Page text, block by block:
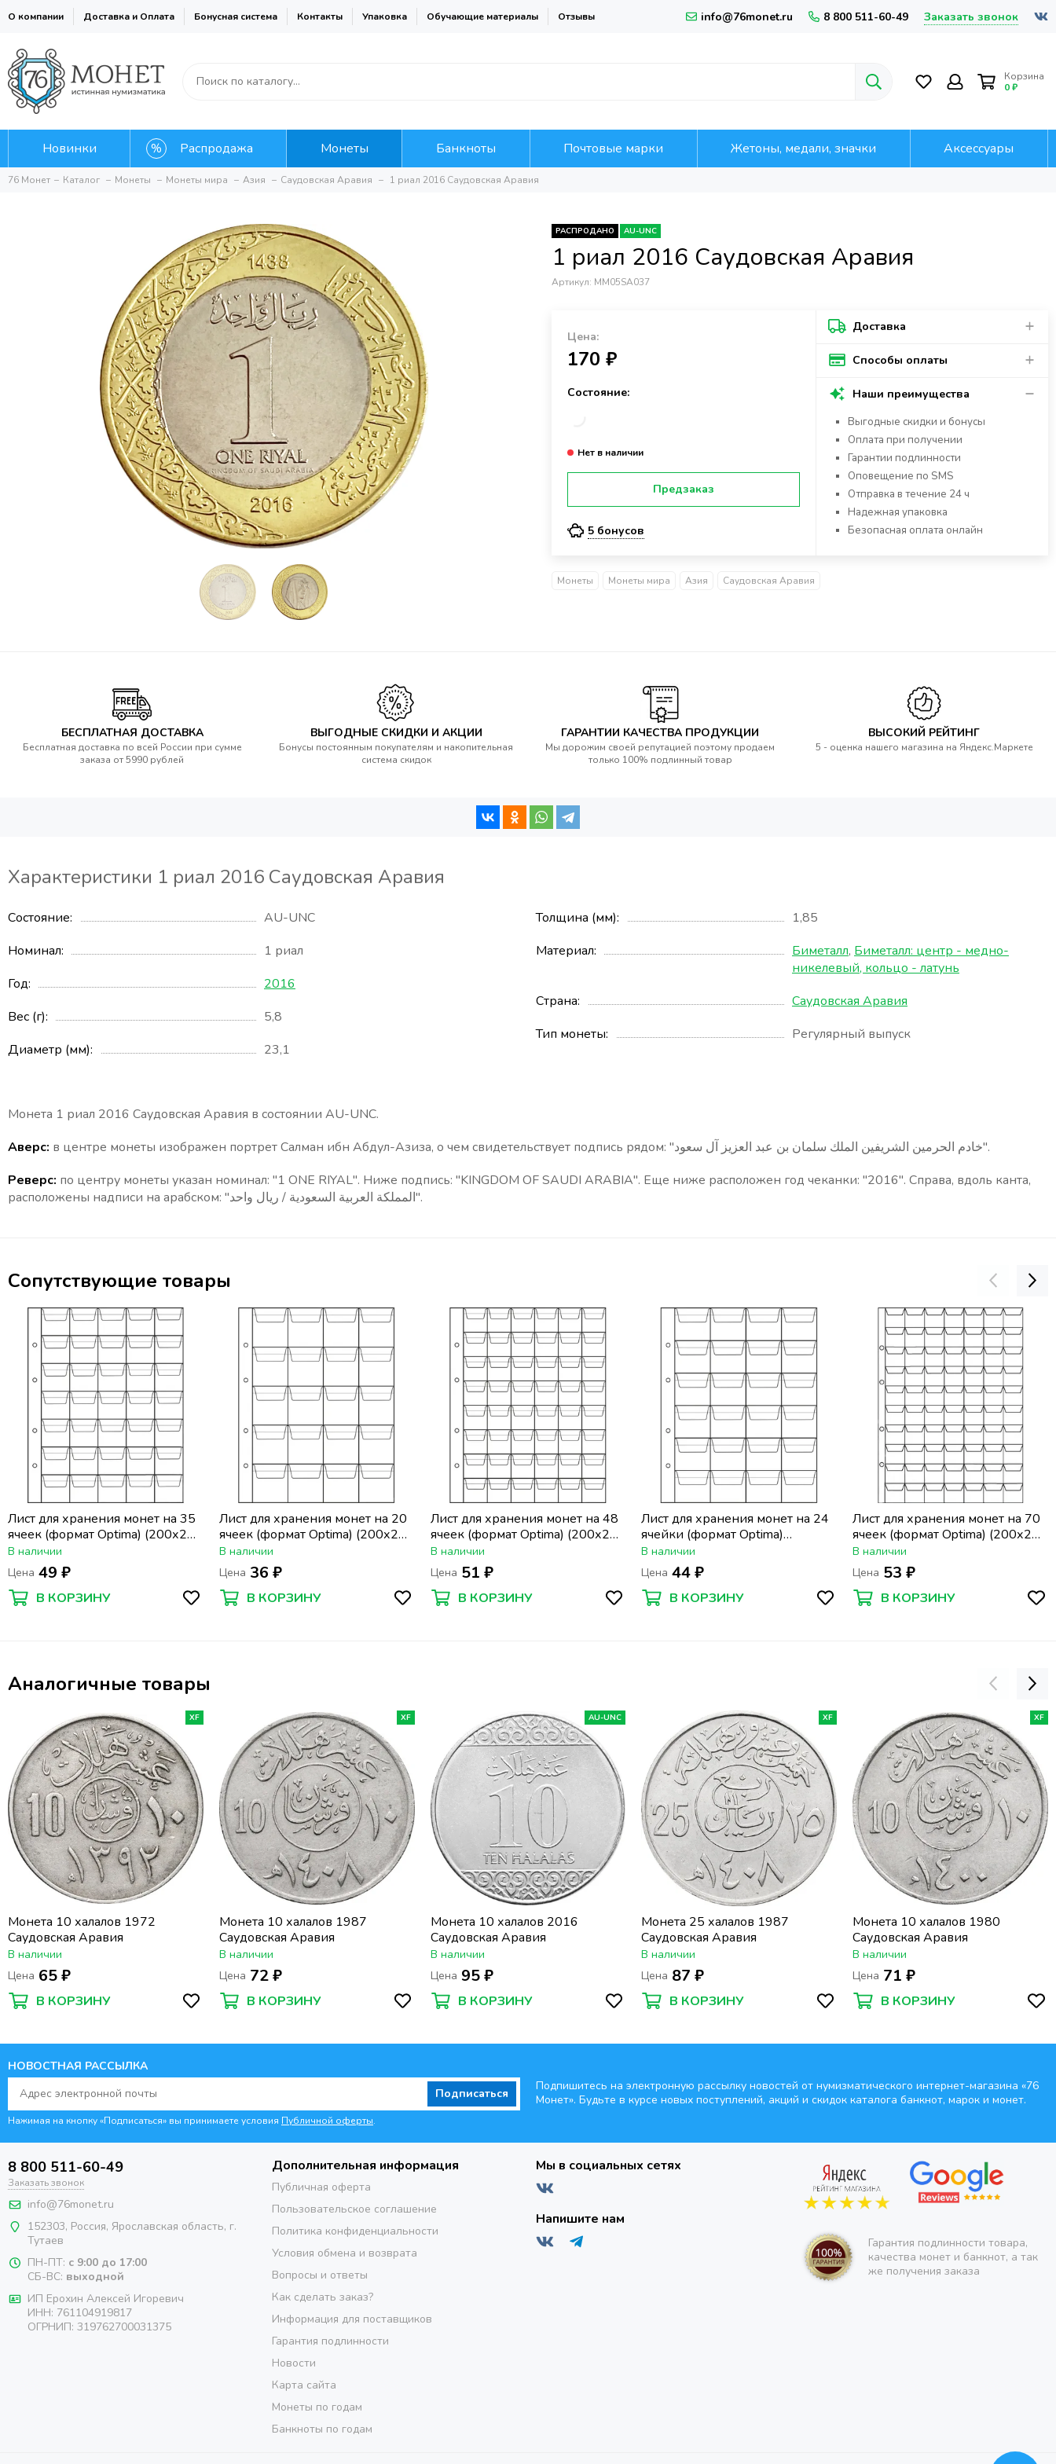
О компании Доставка и Оплата Бонусная система Контакты Упаковка Обучающие материалы Отзывы info@76monet.ru 8 800 511-60-49 Заказать звонок
Корзина
0 ₽
Новинки Распродажа Монеты Банкноты Почтовые марки Жетоны, медали, значки Аксессуары
76 Монет Каталог Монеты Монеты мира Азия Саудовская Аравия 1 риал 2016 Саудовская Аравия
РАСПРОДАНО AU-UNC
1 риал 2016 Саудовская Аравия
Артикул: MM05SA037
Цена:
170 ₽
Состояние:
Предзаказ
5 бонусов
Доставка
Способы оплаты
Наши преимущества
Выгодные скидки и бонусы
Оплата при получении
Гарантии подлинности
Оповещение по SMS
Отправка в течение 24 ч
Надежная упаковка
Безопасная оплата онлайн
Монеты Монеты мира Азия Саудовская Аравия
БЕСПЛАТНАЯ ДОСТАВКА
Бесплатная доставка по всей России при сумме
заказа от 5990 рублей
ВЫГОДНЫЕ СКИДКИ И АКЦИИ
Бонусы постоянным покупателям и накопительная
система скидок
ГАРАНТИИ КАЧЕСТВА ПРОДУКЦИИ
Мы дорожим своей репутацией поэтому продаем
только 100% подлинный товар
ВЫСОКИЙ РЕЙТИНГ
5 - оценка нашего магазина на Яндекс.Маркете
Характеристики 1 риал 2016 Саудовская Аравия
Состояние
AU-UNC
Номинал
1 риал
Год
2016
Вес (г)
5,8
Диаметр (мм)
23,1
Толщина (мм)
1,85
Материал
Биметалл, Биметалл: центр - медно-
никелевый, кольцо - латунь
Страна
Саудовская Аравия
Тип монеты
Регулярный выпуск
Монета 1 риал 2016 Саудовская Аравия в состоянии AU-UNC.
Аверс: в центре монеты изображен портрет
Салман ибн Абдул-Азиза, о чем свидетельствует подпись рядом: "خادم الحرمين الشريفين الملك سلمان بن عبد العزيز آل سعود".
Реверс: по центру монеты указан номинал: "1 ONE RIYAL". Ниже подпись: "KINGDOM OF SAUDI ARABIA". Еще ниже расположен год чеканки: "2016". Справа, вдоль канта,
расположены надписи на арабском: "المملكة العربية السعودية / ريال واحد".
Сопутствующие товары
Лист для хранения монет на 35
ячеек (формат Optima) (200х250
мм)
В наличии
Цена 49 ₽
В КОРЗИНУ
Лист для хранения монет на 20
ячеек (формат Optima) (200х250
мм)
В наличии
Цена 36 ₽
В КОРЗИНУ
Лист для хранения монет на 48
ячеек (формат Optima) (200х250
мм)
В наличии
Цена 51 ₽
В КОРЗИНУ
Лист для хранения монет на 24
ячейки (формат Optima)
(200х250 мм)
В наличии
Цена 44 ₽
В КОРЗИНУ
Лист для хранения монет на 70
ячеек (формат Optima) (200х250
мм)
В наличии
Цена 53 ₽
В КОРЗИНУ
Аналогичные товары
XF
Монета 10 халалов 1972
Саудовская Аравия
В наличии
Цена 65 ₽
В КОРЗИНУ
XF
Монета 10 халалов 1987
Саудовская Аравия
В наличии
Цена 72 ₽
В КОРЗИНУ
AU-UNC
Монета 10 халалов 2016
Саудовская Аравия
В наличии
Цена 95 ₽
В КОРЗИНУ
XF
Монета 25 халалов 1987
Саудовская Аравия
В наличии
Цена 87 ₽
В КОРЗИНУ
XF
Монета 10 халалов 1980
Саудовская Аравия
В наличии
Цена 71 ₽
В КОРЗИНУ
НОВОСТНАЯ РАССЫЛКА
Подписаться
Нажимая на кнопку «Подписаться» вы принимаете условия Публичной оферты.
Подпишитесь на электронную рассылку новостей от нумизматического интернет-магазина «76
Монет». Будьте в курсе новых поступлений, акций и скидок каталога банкнот, марок и монет.
8 800 511-60-49
Заказать звонок
info@76monet.ru
152303, Россия, Ярославская область, г.
Тутаев
ПН-ПТ: с 9:00 до 17:00
СБ-ВС: выходной
ИП Ерохин Алексей Игоревич
ИНН: 761104919817
ОГРНИП: 319762700031375
Дополнительная информация
Публичная оферта
Пользовательское соглашение
Политика конфиденциальности
Условия обмена и возврата
Вопросы и ответы
Как сделать заказ?
Информация для поставщиков
Гарантия подлинности
Новости
Карта сайта
Монеты по годам
Банкноты по годам
Мы в социальных сетях
Напишите нам
Гарантия подлинности товара,
качества монет и банкнот, а так
же получения заказа